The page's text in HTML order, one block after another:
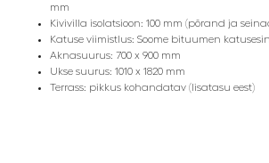
mm
Kivivilla isolatsioon: 100 mm (põrand ja
Katuse viimistlus: Soome bituumen
Aknasuurus: 700 x 900 mm
Ukse suurus: 1010 x 1820 mm
Terrass: pikkus kohandatav (lisatasu eest)